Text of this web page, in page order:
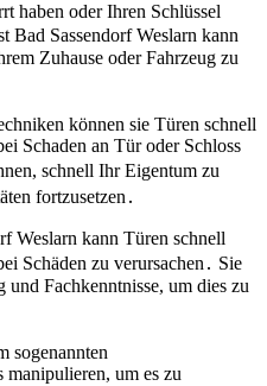
haben oder Ihren Schlüssel
können sie Türen schnell
Schaden an Tür oder Schloss
schnell Ihr Eigentum zu
fortzusetzen․
Weslarn kann Türen schnell
Schäden zu verursachen․ Sie
und Fachkenntnisse, um dies zu
sogenannten
um es zu